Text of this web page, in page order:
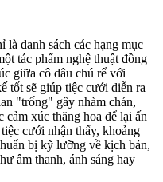
danh sách các hạng mục
tác phẩm nghệ thuật đồng
giữa cô dâu chú rể với
tốt sẽ giúp tiệc cưới diễn ra
"trống" gây nhàm chán,
cảm xúc thăng hoa để lại ấn
cưới nhận thấy, khoảng
bị kỹ lưỡng về kịch bản,
âm thanh, ánh sáng hay